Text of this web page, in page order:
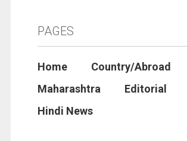
PAGES
Home
Country/Abroad
Maharashtra
Editorial
Hindi News